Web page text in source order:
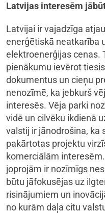
Latvijas interesēm
Latvijai ir vajadzīga
enerģētiskā neatkarība
elektroenerģijas cenas.
pienākumu ievērot
dokumentus un cieņu
nenozīmē, ka jebkurš
interesēs. Vēja parki
vidē un cilvēku ikdienā
valstij ir jānodrošina, ka
pakārtotas projektu
komerciālām
joprojām ir nozīmīgs
būtu jāfokusējas uz
risinājumiem un
no kurām daļa citu